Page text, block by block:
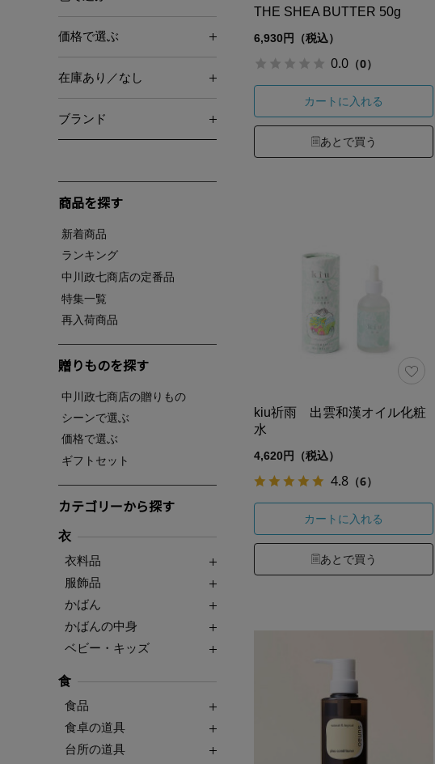
価格で選ぶ
在庫あり／なし
ブランド
商品を探す
新着商品
ランキング
中川政七商店の定番品
特集一覧
再入荷商品
贈りものを探す
中川政七商店の贈りもの
シーンで選ぶ
価格で選ぶ
ギフトセット
カテゴリーから探す
衣
衣料品
服飾品
かばん
かばんの中身
ベビー・キッズ
食
食品
食卓の道具
台所の道具
THE SHEA BUTTER 50g
6,930円（税込）
0.0 （0）
カートに入れる
あとで買う
kiu祈雨 出雲和漢オイル化粧
水
4,620円（税込）
4.8 （6）
カートに入れる
あとで買う